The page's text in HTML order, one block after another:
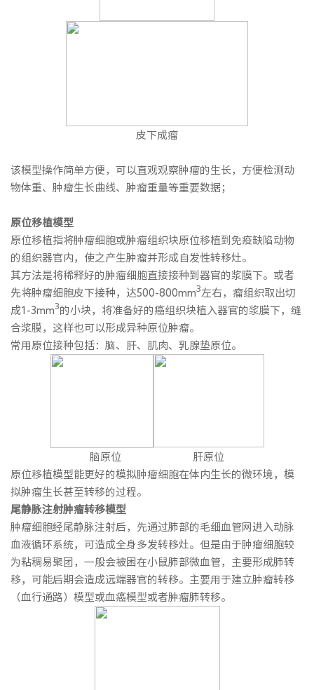
皮下成瘤
该模型操作简单方便，可以直观观察肿瘤的生长，方便检测动
物体重、肿瘤生长曲线、肿瘤重量等重要数据；
原位移植模型
原位移植指将肿瘤细胞或肿瘤组织块原位移植到免疫缺陷动物
的组织器官内，使之产生肿瘤并形成自发性转移灶。
其方法是将稀释好的肿瘤细胞直接接种到器官的浆膜下。或者
先将肿瘤细胞皮下接种，达500-800mm3左右，瘤组织取出切
成1-3mm3的小块，将准备好的癌组织块植入器官的浆膜下，缝
合浆膜，这样也可以形成异种原位肿瘤。
常用原位接种包括：脑、肝、肌肉、乳腺垫原位。
脑原位 肝原位
原位移植模型能更好的模拟肿瘤细胞在体内生长的微环境，模
拟肿瘤生长甚至转移的过程。
尾静脉注射肿瘤转移模型
肿瘤细胞经尾静脉注射后，先通过肺部的毛细血管网进入动脉
血液循环系统，可造成全身多发转移灶。但是由于肿瘤细胞较
为粘稠易聚团，一般会被困在小鼠肺部微血管，主要形成肺转
移，可能后期会造成远端器官的转移。主要用于建立肿瘤转移
（血行通路）模型或血癌模型或者肿瘤肺转移。